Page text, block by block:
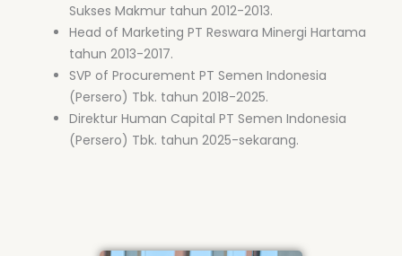
Sukses Makmur tahun 2012-2013.
Head of Marketing PT Reswara Minergi Hartama
tahun 2013-2017.
SVP of Procurement PT Semen Indonesia
(Persero) Tbk. tahun 2018-2025.
Direktur Human Capital PT Semen Indonesia
(Persero) Tbk. tahun 2025-sekarang.